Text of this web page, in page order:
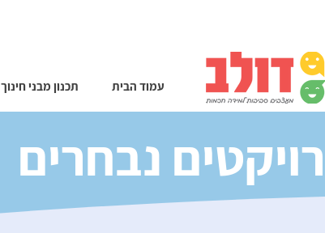
עמוד הבית תכנון מבני חינוך
נבחרים